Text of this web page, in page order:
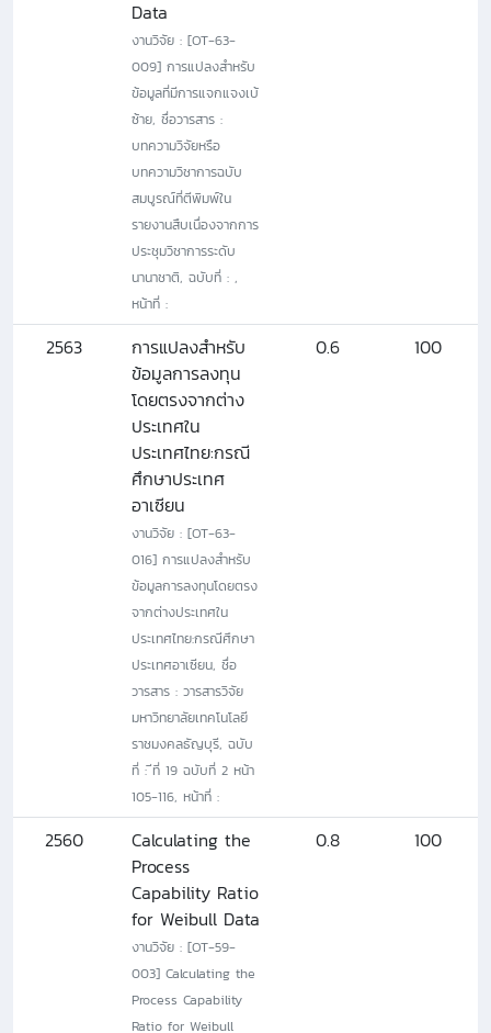
Data
งานวิจัย : [OT-63-
009] การแปลงสำหรับ
ข้อมูลที่มีการแจกแจงเบ้
ซ้าย, ชื่อวารสาร :
บทความวิจัยหรือ
บทความวิชาการฉบับ
สมบูรณ์ที่ตีพิมพ์ใน
รายงานสืบเนื่องจากการ
ประชุมวิชาการระดับ
นานาชาติ, ฉบับที่ : ,
หน้าที่ :
2563
การแปลงสำหรับ
ข้อมูลการลงทุน
โดยตรงจากต่าง
ประเทศใน
ประเทศไทย:กรณี
ศึกษาประเทศ
อาเซียน
งานวิจัย : [OT-63-
016] การแปลงสำหรับ
ข้อมูลการลงทุนโดยตรง
จากต่างประเทศใน
ประเทศไทย:กรณีศึกษา
ประเทศอาเซียน, ชื่อ
วารสาร : วารสารวิจัย
มหาวิทยาลัยเทคโนโลยี
ราชมงคลธัญบุรี, ฉบับ
ที่ : ีที่ 19 ฉบับที่ 2 หน้า
105-116, หน้าที่ :
0.6 100
2560
Calculating the
Process
Capability Ratio
for Weibull Data
งานวิจัย : [OT-59-
003] Calculating the
Process Capability
Ratio for Weibull
0.8 100